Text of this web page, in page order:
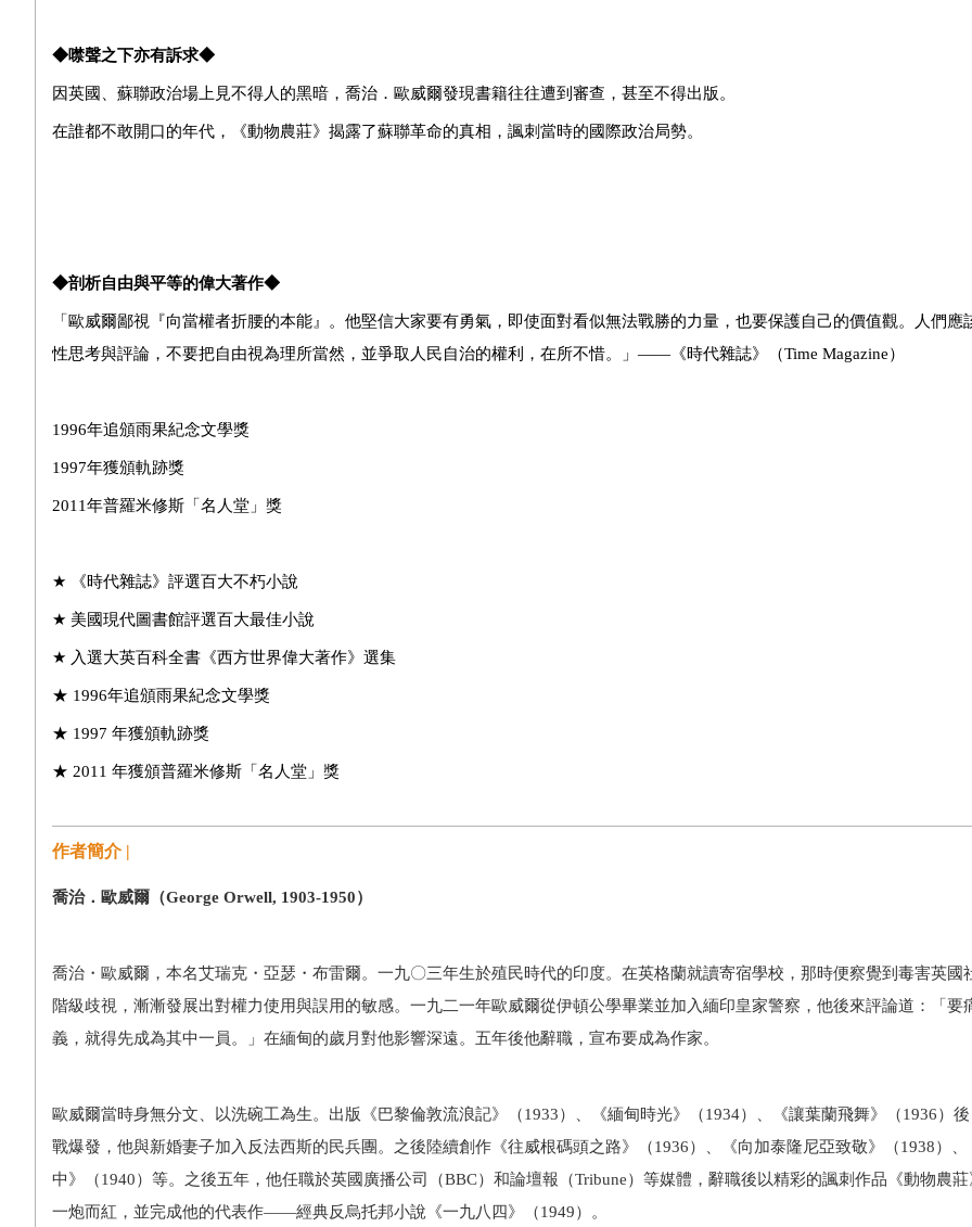
◆噤聲之下亦有訴求◆
因英國、蘇聯政治場上見不得人的黑暗，喬治．歐威爾發現書籍往往遭到審查，甚至不得出版。
在誰都不敢開口的年代，《動物農莊》揭露了蘇聯革命的真相，諷刺當時的國際政治局勢。
◆剖析自由與平等的偉大著作◆
「歐威爾鄙視『向當權者折腰的本能』。他堅信大家要有勇氣，即使面對看似無法戰勝的力量，也要保護自己的價值觀。人們應
性思考與評論，不要把自由視為理所當然，並爭取人民自治的權利，在所不惜。」 ―― 《時代雜誌》（Time Magazine）
1996年追頒雨果紀念文學獎
1997年獲頒軌跡獎
2011年普羅米修斯「名人堂」獎
★ 《時代雜誌》評選百大不朽小說
★ 美國現代圖書館評選百大最佳小說
★ 入選大英百科全書《西方世界偉大著作》選集
★ 1996年追頒雨果紀念文學獎
★ 1997 年獲頒軌跡獎
★ 2011 年獲頒普羅米修斯「名人堂」獎
作者簡介 |
喬治．歐威爾（George Orwell, 1903-1950）
喬治・歐威爾，本名艾瑞克・亞瑟・布雷爾。一九〇三年生於殖民時代的印度。在英格蘭就讀寄宿學校，那時便察覺到毒害英國
階級歧視，漸漸發展出對權力使用與誤用的敏感。一九二一年歐威爾從伊頓公學畢業並加入緬印皇家警察，他後來評論道：「要
義，就得先成為其中一員。」在緬甸的歲月對他影響深遠。五年後他辭職，宣布要成為作家。
歐威爾當時身無分文、以洗碗工為生。出版《巴黎倫敦流浪記》（1933）、《緬甸時光》（1934）、《讓葉蘭飛舞》（1936）
戰爆發，他與新婚妻子加入反法西斯的民兵團。之後陸續創作《往威根碼頭之路》（1936）、《向加泰隆尼亞致敬》（1938）、
中》（1940）等。之後五年，他任職於英國廣播公司（BBC）和論壇報（Tribune）等媒體，辭職後以精彩的諷刺作品《動物農莊
一炮而紅，並完成他的代表作――經典反烏托邦小說《一九八四》（1949）。